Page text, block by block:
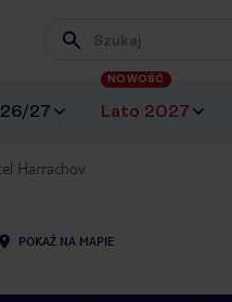
Wpisz frazę, której
27 Lato 2027
NOWOŚĆ
Harrachov
POKAŻ NA MAPIE